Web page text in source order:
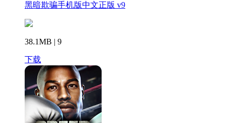
黑暗欺骗手机版中文正版 v9
38.1MB | 9
下载